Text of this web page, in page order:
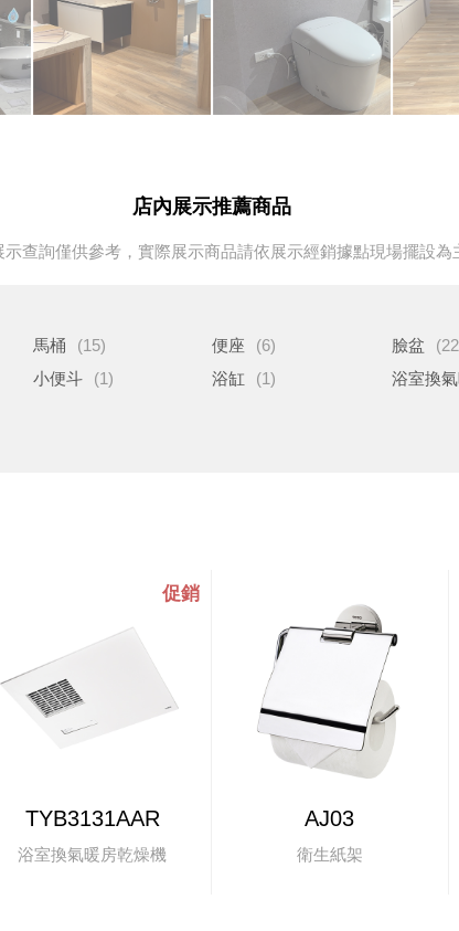
店內展示推薦商品
示查詢僅供參考，實際展示商品請依展示經銷據點現場擺設為
馬桶 (15) 便座 (6) 臉盆
小便斗 (1) 浴缸 (1)
浴室換
TYB3131AAR
浴室換氣暖房乾燥機
AJ03
衛生紙架